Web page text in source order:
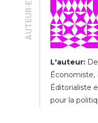
AUTEUR·E
L'auteur:De
Économiste,
Éditorialiste
pour la